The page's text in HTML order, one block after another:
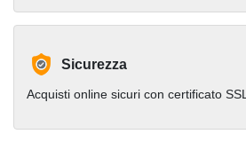
Sicurezza
Acquisti online sicuri con certificato SSL.